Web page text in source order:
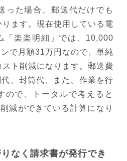
った場合、郵送代だけでも
ます。現在使用している電
「楽楽明細」では、10,000
で月額31万円なので、単純
ト削減になります。郵送費
、封筒代、また、作業を行
ので、トータルで考えると
減ができている計算になり
なく請求書が発行でき